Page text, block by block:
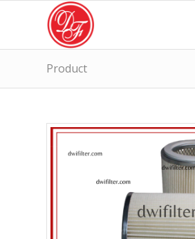
Product